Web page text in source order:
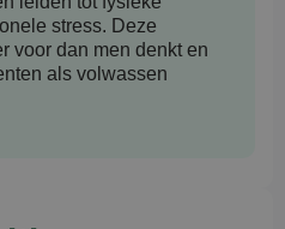
stress. Deze
voor dan men denkt en
als volwassen